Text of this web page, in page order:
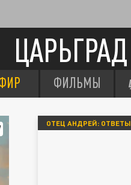
ЦАРЬГРАД
ФИЛЬМЫ
ОТЕЦ АНДРЕЙ: ОТВЕТЫ